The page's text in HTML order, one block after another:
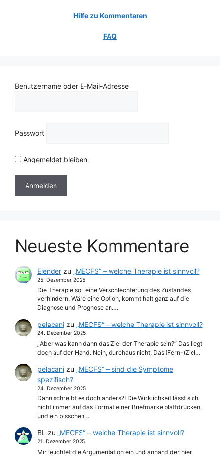
Hilfe zu Kommentaren
FAQ
Benutzername oder E-Mail-Adresse
Passwort
Angemeldet bleiben
Neueste Kommentare
Elenderzu „MECFS“ – welche Therapie ist sinnvoll?
25. Dezember 2025
Die Therapie soll eine Verschlechterung des Zustandes
verhindern. Wäre eine Option, kommt halt ganz auf die
Diagnose und Prognose an.…
pelacanizu „MECFS“ – welche Therapie ist sinnvoll?
24. Dezember 2025
„Aber was kann dann das Ziel der Therapie sein?“ Das liegt
doch auf der Hand. Nein, durchaus nicht. Das (Fern-)Ziel…
pelacanizu „MECFS“ – sind die Symptome
spezifisch?
24. Dezember 2025
Dann schreibt es doch anders?! Die Wirklichkeit lässt sich
nicht immer auf das Format einer Briefmarke plattdrücken,
und ein bisschen…
BL zu „MECFS“ – welche Therapie ist sinnvoll?
21. Dezember 2025
Mir leuchtet die Argumentation ein und anhand der hier